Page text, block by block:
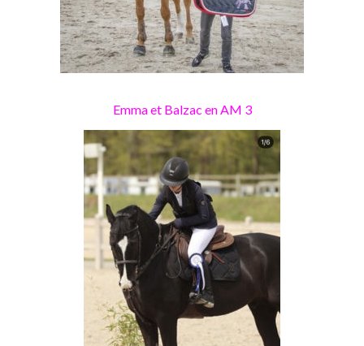
Emma et Balzac en AM 3